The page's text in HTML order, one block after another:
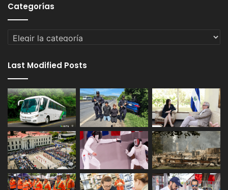
Categorías
Categorías
Last Modified Posts